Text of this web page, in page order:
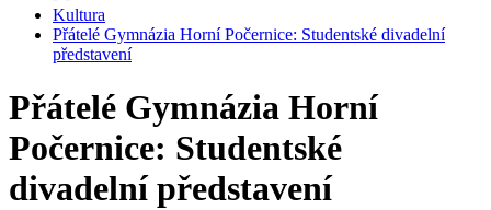
Kultura
Přátelé Gymnázia Horní Počernice: Studentské divadelní
představení
Přátelé Gymnázia Horní
Počernice: Studentské
divadelní představení